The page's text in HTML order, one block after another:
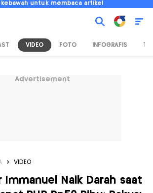
kebawah untuk membaca artikel
VIDEO FOTO INFOGRAFIS TV
Advertisement
VIDEO
Immanuel Naik Darah saat